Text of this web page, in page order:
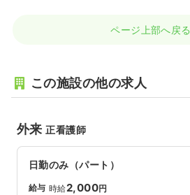
ページ上部へ戻る
この施設の他の求人
外来正看護師
日勤のみ（パート）
給与 時給2,000円